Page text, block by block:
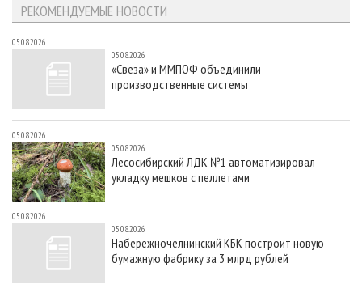
РЕКОМЕНДУЕМЫЕ НОВОСТИ
05.08.2026
05.08.2026
«Свеза» и ММПОФ объединили
производственные системы
05.08.2026
05.08.2026
Лесосибирский ЛДК №1 автоматизировал
укладку мешков с пеллетами
05.08.2026
05.08.2026
Набережночелнинский КБК построит новую
бумажную фабрику за 3 млрд рублей